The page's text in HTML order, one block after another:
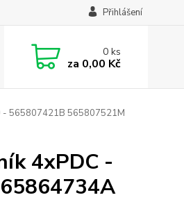
Přihlášení
0ks
za 0,00 Kč
- 565807421B 565807521M
4xPDC -